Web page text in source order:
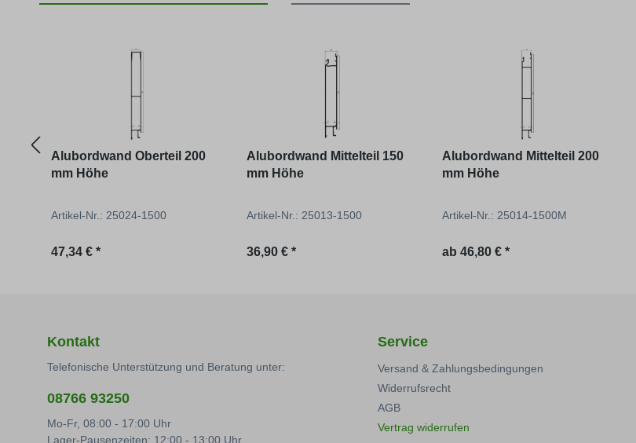
Alubordwand Oberteil 200
mm Höhe
Artikel-Nr.: 25024-1500
Regulärer Preis:
47,34 € *
Alubordwand Mittelteil 150
mm Höhe
Artikel-Nr.: 25013-1500
Regulärer Preis:
36,90 € *
Alubordwand Mittelteil 200
mm Höhe
Artikel-Nr.: 25014-1500M
Regulärer Preis:
ab 46,80 € *
Kontakt
Telefonische Unterstützung und Beratung unter:
08766 93250
Mo-Fr, 08:00 - 17:00 Uhr
Lager-Pausenzeiten: 12:00 - 13:00 Uhr
Service
Versand & Zahlungsbedingungen
Widerrufsrecht
AGB
Vertrag widerrufen